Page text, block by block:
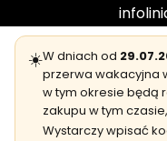
☀️W dniach od
przerwa wakacyjna
w tym okresie będą
zakupu w tym
Wystarczy wpisać